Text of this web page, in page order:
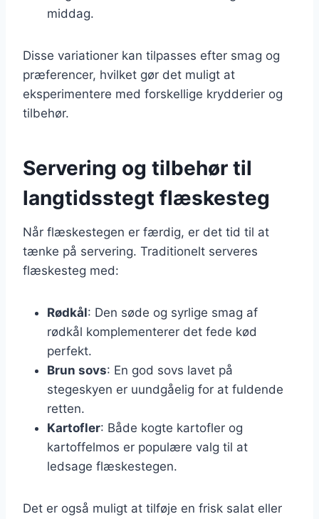
middag.
Disse variationer kan tilpasses efter smag og
præferencer, hvilket gør det muligt at
eksperimentere med forskellige krydderier og
tilbehør.
Servering og tilbehør til
langtidsstegt flæskesteg
Når flæskestegen er færdig, er det tid til at
tænke på servering. Traditionelt serveres
flæskesteg med:
Rødkål: Den søde og syrlige smag af
rødkål komplementerer det fede kød
perfekt.
Brun sovs: En god sovs lavet på
stegeskyen er uundgåelig for at fuldende
retten.
Kartofler: Både kogte kartofler og
kartoffelmos er populære valg til at
ledsage flæskestegen.
Det er også muligt at tilføje en frisk salat eller